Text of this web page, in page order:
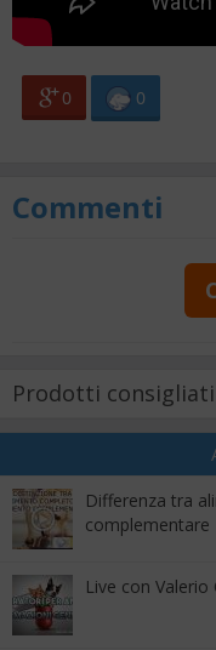
0 0
Commenti
Prodotti consigliati
Differenza tra
complementare
Live con